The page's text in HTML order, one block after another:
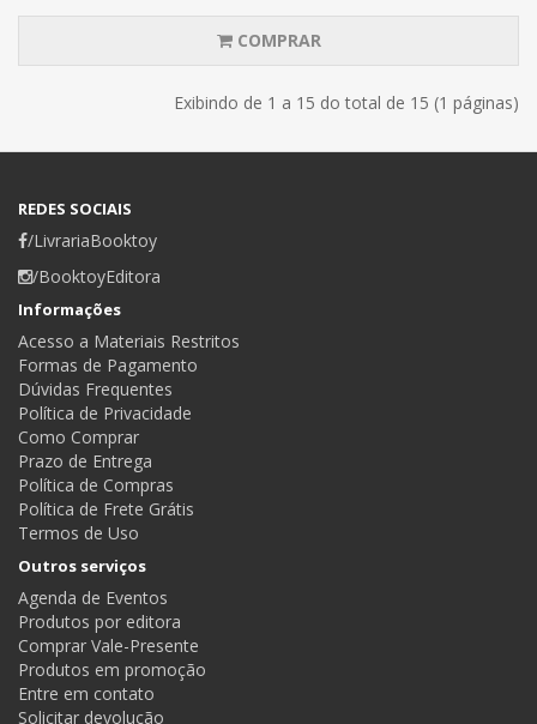
COMPRAR
Exibindo de 1 a 15 do total de 15 (1 páginas)
REDES SOCIAIS
/LivrariaBooktoy
/BooktoyEditora
Informações
Acesso a Materiais Restritos
Formas de Pagamento
Dúvidas Frequentes
Política de Privacidade
Como Comprar
Prazo de Entrega
Política de Compras
Política de Frete Grátis
Termos de Uso
Outros serviços
Agenda de Eventos
Produtos por editora
Comprar Vale-Presente
Produtos em promoção
Entre em contato
Solicitar devolução